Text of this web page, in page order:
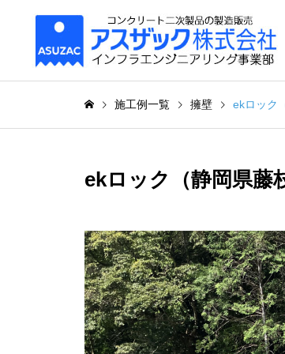
施工例一覧 擁壁 ekロック
ekロック（静岡県藤